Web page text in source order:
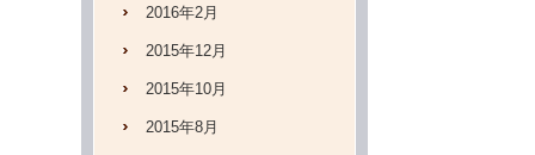
2016年2月
2015年12月
2015年10月
2015年8月